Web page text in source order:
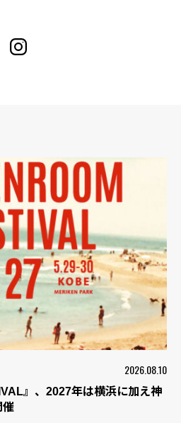
2026.08.10
』、2027年は横浜に加え神
催